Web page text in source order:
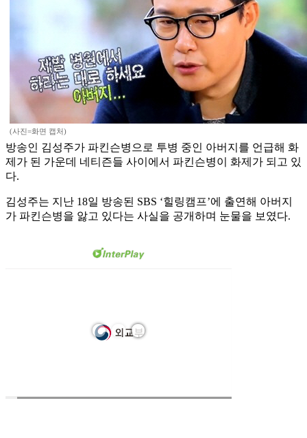
(사진=화면 캡처)
방송인 김성주가 파킨슨병으로 투병 중인 아버지를 언급해 화
제가 된 가운데 네티즌들 사이에서 파킨슨병이 화제가 되고 있
다.
김성주는 지난 18일 방송된 SBS ‘힐링캠프’에 출연해 아버지
가 파킨슨병을 앓고 있다는 사실을 공개하며 눈물을 보였다.